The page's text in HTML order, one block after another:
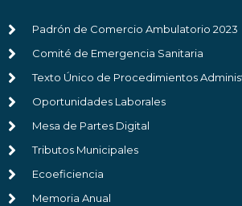
Padrón de Comercio Ambulatorio 2023
Comité de Emergencia Sanitaria
Texto Único de Procedimientos
Oportunidades Laborales
Mesa de Partes Digital
Tributos Municipales
Ecoeficiencia
Memoria Anual